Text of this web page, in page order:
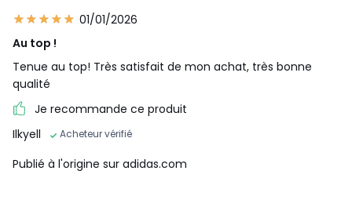
01/01/2026
Au top !
Tenue au top! Très satisfait de mon achat, très bonne
qualité
Je recommande ce produit
Ilkyell
Acheteur vérifié
Publié à l'origine sur adidas.com